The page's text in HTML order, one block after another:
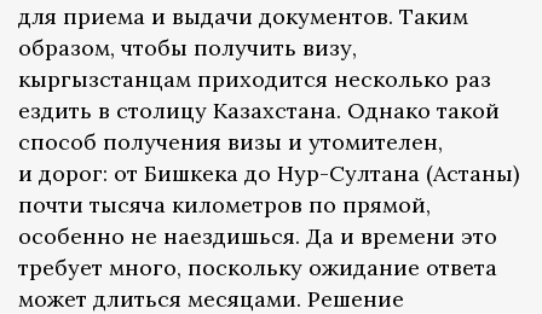
для приема и выдачи документов. Таким
образом, чтобы получить визу,
кыргызстанцам приходится несколько раз
ездить в столицу Казахстана. Однако такой
способ получения визы и утомителен,
и дорог: от Бишкека до Нур-Султана (Астаны)
почти тысяча километров по прямой,
особенно не наездишься. Да и времени это
требует много, поскольку ожидание ответа
может длиться месяцами. Решение